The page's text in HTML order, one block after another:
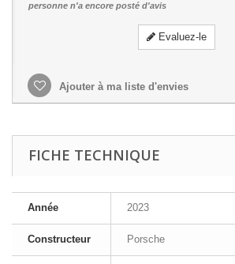
personne n'a encore posté d'avis
Evaluez-le
Ajouter à ma liste d'envies
FICHE TECHNIQUE
Année 2023
Constructeur Porsche